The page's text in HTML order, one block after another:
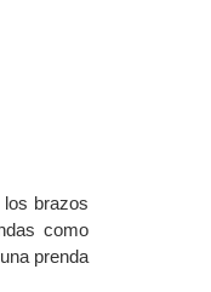
brazos
como
prenda